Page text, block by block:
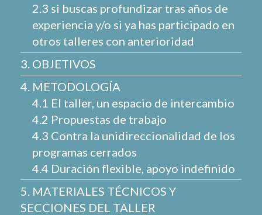
2.3 si buscas profundizar tras años de
experiencia y/o si ya has participado en
otros talleres con anterioridad
3. OBJETIVOS
4. METODOLOGÍA
4.1 El taller, un espacio de intercambio
4.2 Propuestas de trabajo
4.3 Contra la unidireccionalidad de los
programas cerrados
4.4 Duración flexible, apoyo indefinido
5. MATERIALES TÉCNICOS Y
SECCIONES DEL TALLER